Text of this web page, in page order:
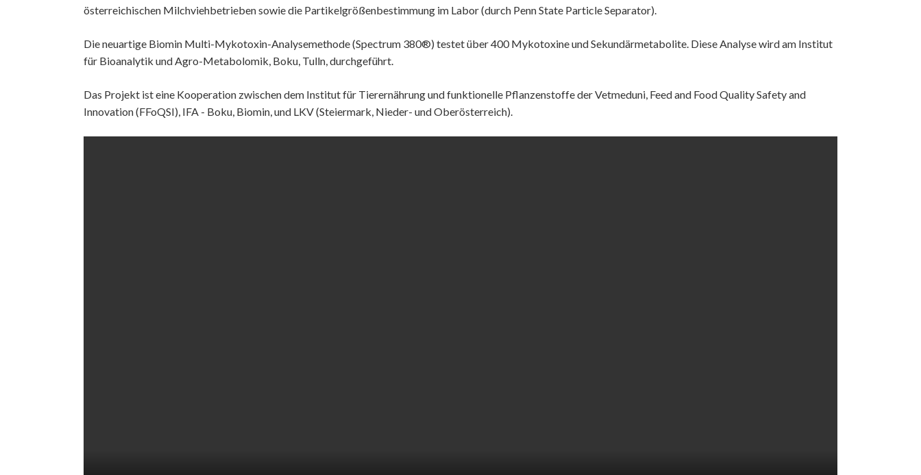
österreichischen Milchviehbetrieben sowie die Partikelgrößenbestimmung im Labor (durch Penn State Particle Separator).
Die neuartige Biomin Multi-Mykotoxin-Analysemethode (Spectrum 380®) testet über 400 Mykotoxine und Sekundärmetabolite. Diese Analyse wird am Institut
für Bioanalytik und Agro-Metabolomik, Boku, Tulln, durchgeführt.
Das Projekt ist eine Kooperation zwischen dem Institut für Tierernährung und funktionelle Pflanzenstoffe der Vetmeduni, Feed and Food Quality Safety and
Innovation (FFoQSI), IFA - Boku, Biomin, und LKV (Steiermark, Nieder- und Oberösterreich).